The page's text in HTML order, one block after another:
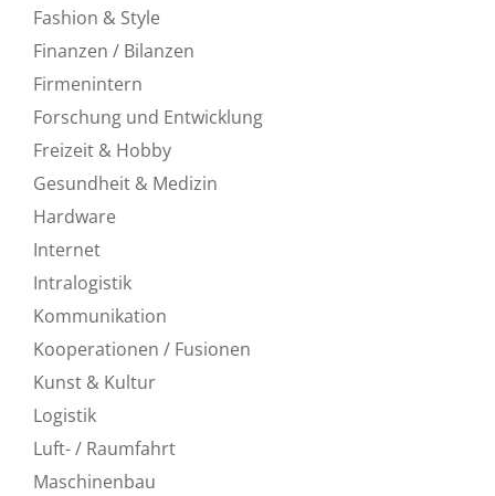
Fashion & Style
Finanzen / Bilanzen
Firmenintern
Forschung und Entwicklung
Freizeit & Hobby
Gesundheit & Medizin
Hardware
Internet
Intralogistik
Kommunikation
Kooperationen / Fusionen
Kunst & Kultur
Logistik
Luft- / Raumfahrt
Maschinenbau